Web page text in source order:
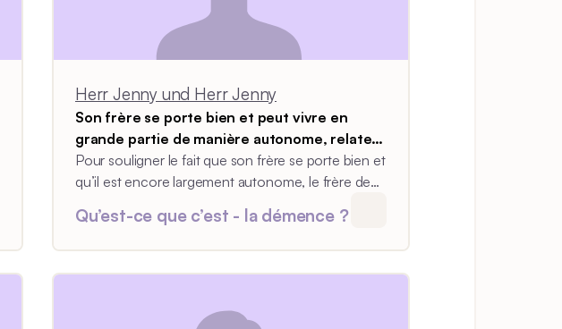
Herr Jenny und Herr Jenny
Son frère se porte bien et peut vivre en
grande partie de manière autonome, relate
Monsieur Jenny.
Pour souligner le fait que son frère se porte bien et
qu’il est encore largement autonome, le frère de
maladie d’Alzheimer, mais de troubles de mémoire.
Qu’est-ce que c’est - la démence ?